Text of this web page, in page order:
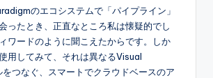
のエコシステムで「パイプライン」
ったとき、正直なところ私は懐疑的でし
ワードのように聞こえたからです。しか
用してみて、それは異なるVisual
つなぐ、スマートでクラウドベースのア